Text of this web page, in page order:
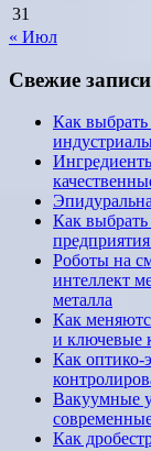
31
« Июл
Свежие записи
Как
Как выбрать
Роботы на
интеллект
металла
Как
и ключевые
Как оптико-
Вакуумные
Как